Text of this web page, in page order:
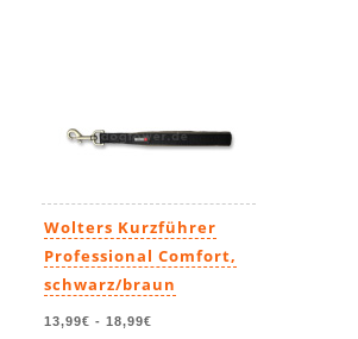
Wolters Kurzführer
Professional Comfort,
schwarz/braun
13,99€ - 18,99€